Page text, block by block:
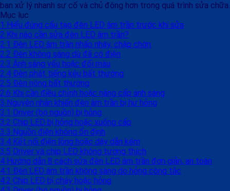
bạn xử lý nhanh sự cố và chủ động hơn trong quá trình sửa chữa.
Mục lục
1 Hiểu đúng cấu tạo đèn LED âm trần trước khi sửa
2 Khi nào cần sửa đèn LED âm trần?
2.1 Đèn LED âm trần nhấp nháy, chập chờn
2.2 Đèn không sáng dù đã có điện
2.3 Ánh sáng yếu hoặc đổi màu
2.4 Đèn phát tiếng kêu bất thường
2.5 Đèn nóng bất thường
2.6 Khi cần điều chỉnh hoặc nâng cấp ánh sáng
3 Nguyên nhân khiến đèn âm trần bị hư hỏng
3.1 Driver (bộ nguồn) bị hỏng
3.2 Chip LED bị hỏng hoặc xuống cấp
3.3 Nguồn điện không ổn định
3.4 Kết nối điện lỏng hoặc dây dẫn kém
3.5 Driver và chip LED không tương thích
4 Hướng dẫn 8 cách sửa đèn LED âm trần đơn giản, an toàn
4.1 Đèn LED âm trần không sáng do hỏng công tắc
4.2 Chip LED bị cháy hoặc hỏng